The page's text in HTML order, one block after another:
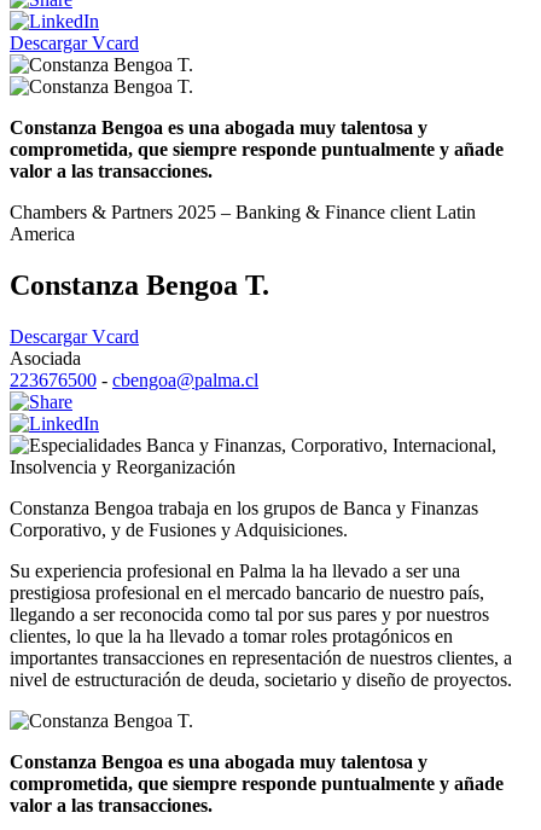
Descargar Vcard
Constanza Bengoa es una abogada muy talentosa y
comprometida, que siempre responde puntualmente y añade
valor a las transacciones.
Chambers & Partners 2025 – Banking & Finance client Latin
America
Constanza Bengoa T.
Descargar Vcard
Asociada
223676500 - cbengoa@palma.cl
Banca y Finanzas, Corporativo, Internacional,
Insolvencia y Reorganización
Constanza Bengoa trabaja en los grupos de Banca y Finanzas
Corporativo, y de Fusiones y Adquisiciones.
Su experiencia profesional en Palma la ha llevado a ser una
prestigiosa profesional en el mercado bancario de nuestro país,
llegando a ser reconocida como tal por sus pares y por nuestros
clientes, lo que la ha llevado a tomar roles protagónicos en
importantes transacciones en representación de nuestros clientes, a
nivel de estructuración de deuda, societario y diseño de proyectos.
Constanza Bengoa es una abogada muy talentosa y
comprometida, que siempre responde puntualmente y añade
valor a las transacciones.